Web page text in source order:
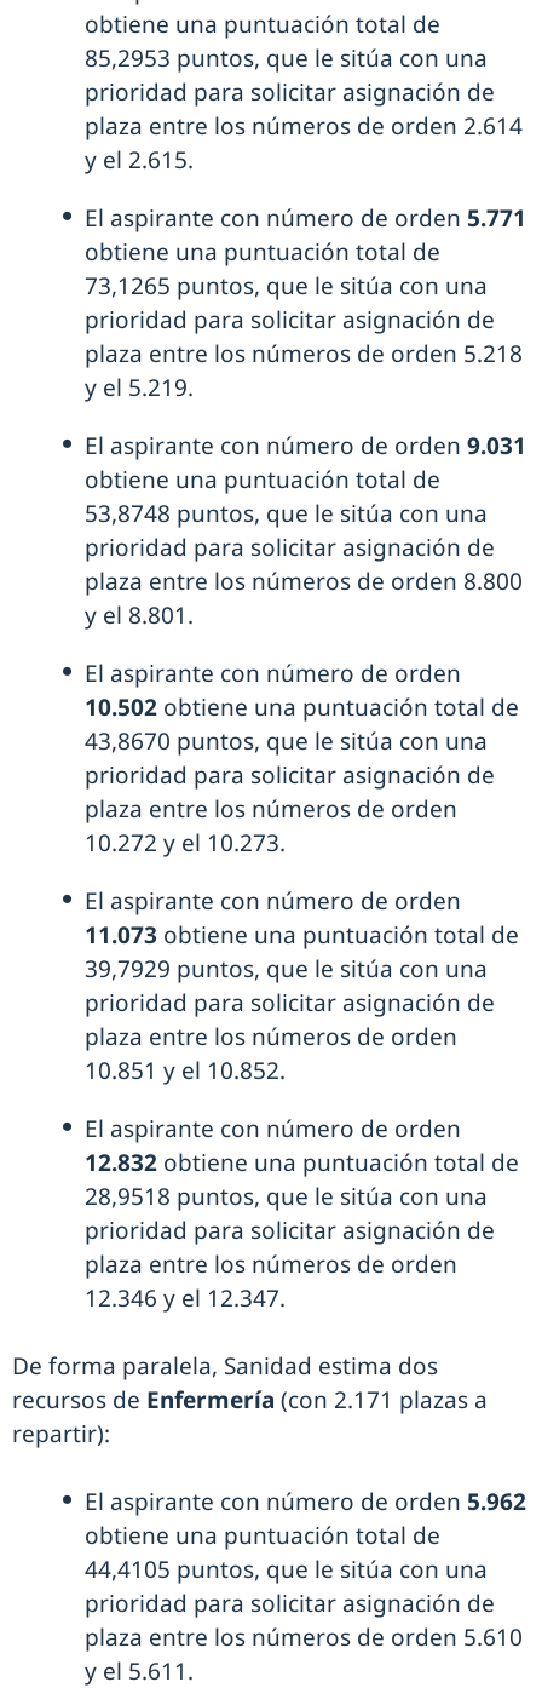
obtiene una puntuación total de
85,2953 puntos, que le sitúa con una
prioridad para solicitar asignación de
plaza entre los números de orden 2.614
y el 2.615.
El aspirante con número de orden 5.771
obtiene una puntuación total de
73,1265 puntos, que le sitúa con una
prioridad para solicitar asignación de
plaza entre los números de orden 5.218
y el 5.219.
El aspirante con número de orden 9.031
obtiene una puntuación total de
53,8748 puntos, que le sitúa con una
prioridad para solicitar asignación de
plaza entre los números de orden 8.800
y el 8.801.
El aspirante con número de orden
10.502 obtiene una puntuación total de
43,8670 puntos, que le sitúa con una
prioridad para solicitar asignación de
plaza entre los números de orden
10.272 y el 10.273.
El aspirante con número de orden
11.073 obtiene una puntuación total de
39,7929 puntos, que le sitúa con una
prioridad para solicitar asignación de
plaza entre los números de orden
10.851 y el 10.852.
El aspirante con número de orden
12.832 obtiene una puntuación total de
28,9518 puntos, que le sitúa con una
prioridad para solicitar asignación de
plaza entre los números de orden
12.346 y el 12.347.
De forma paralela, Sanidad estima dos
recursos de Enfermería (con 2.171 plazas a
repartir):
El aspirante con número de orden 5.962
obtiene una puntuación total de
44,4105 puntos, que le sitúa con una
prioridad para solicitar asignación de
plaza entre los números de orden 5.610
y el 5.611.